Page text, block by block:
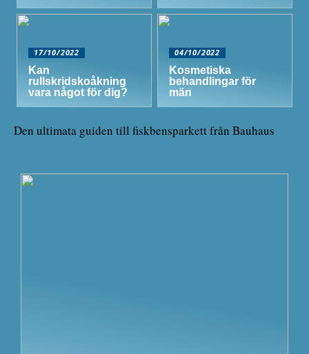
17/10/2022
Kan
rullskridskoåkning
vara något för dig?
04/10/2022
Kosmetiska
behandlingar för
män
Den ultimata guiden till fiskbensparkett från Bauhaus